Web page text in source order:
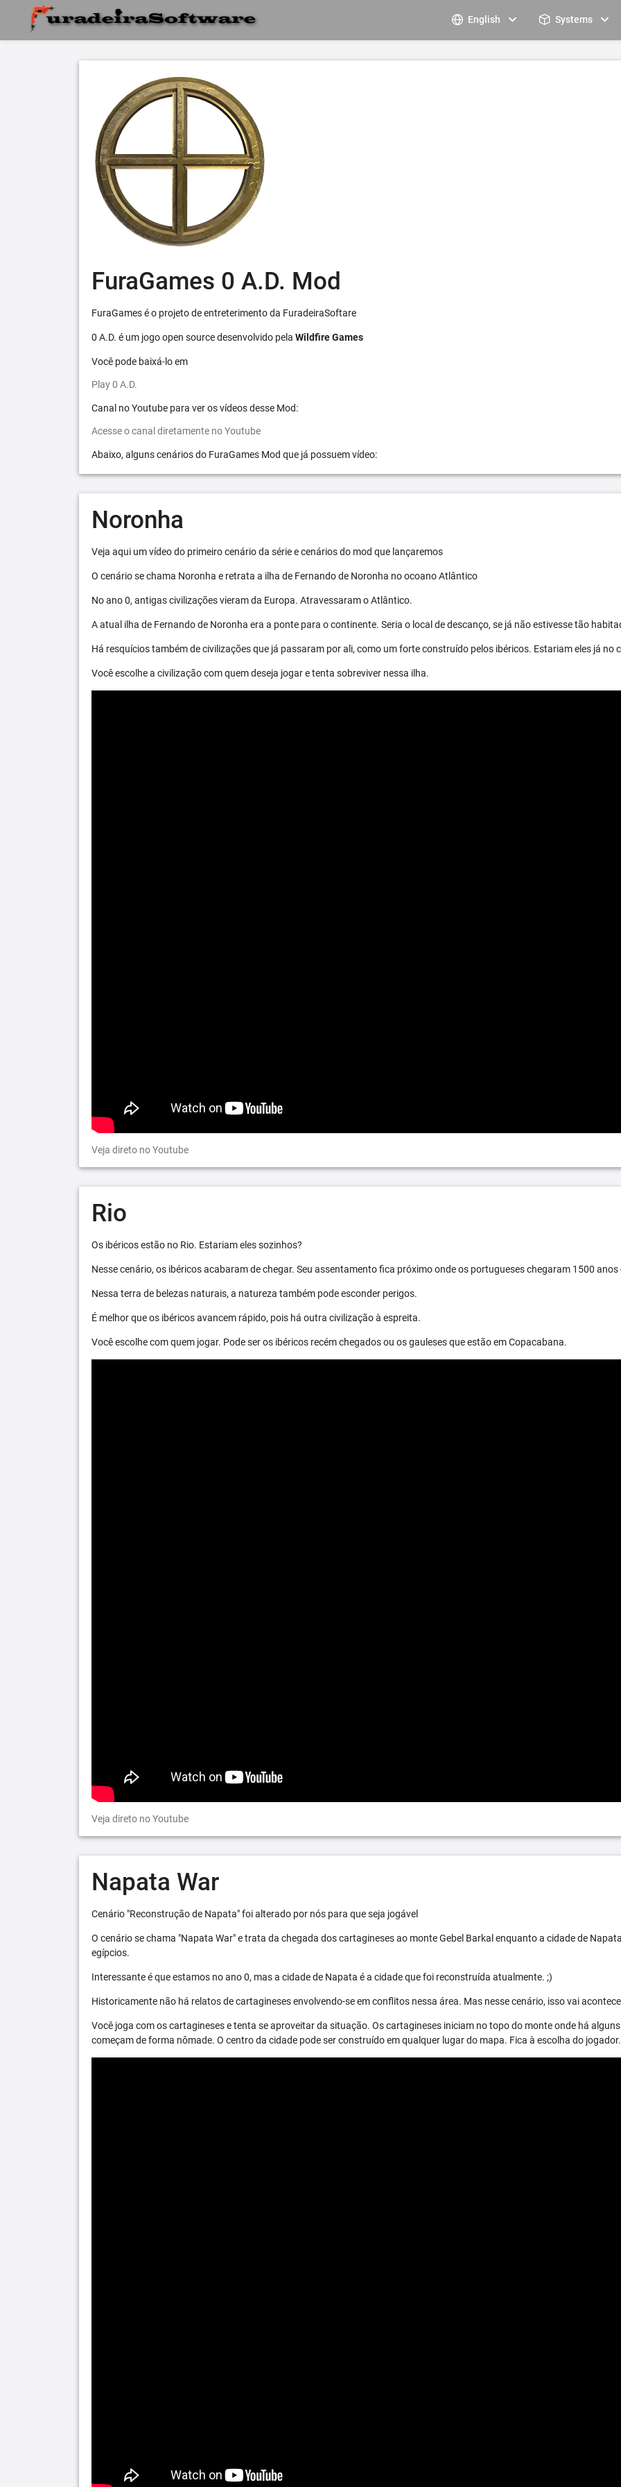
English Systems
FuraGames 0 A.D. Mod
FuraGames é o projeto de entreterimento da FuradeiraSoftare
0 A.D. é um jogo open source desenvolvido pela Wildfire Games
Você pode baixá-lo em
Play 0 A.D.
Canal no Youtube para ver os vídeos desse Mod:
Acesse o canal diretamente no Youtube
Abaixo, alguns cenários do FuraGames Mod que já possuem vídeo:
Noronha
Veja aqui um vídeo do primeiro cenário da série e cenários do mod que lançaremos
O cenário se chama Noronha e retrata a ilha de Fernando de Noronha no ocoano Atlântico
No ano 0, antigas civilizações vieram da Europa. Atravessaram o Atlântico.
A atual ilha de Fernando de Noronha era a ponte para o continente. Seria o local de descanço, se já não estivesse tão
Há resquícios também de civilizações que já passaram por ali, como um forte construído pelos ibéricos. Estariam eles já no
Você escolhe a civilização com quem deseja jogar e tenta sobreviver nessa ilha.
Veja direto no Youtube
Rio
Os ibéricos estão no Rio. Estariam eles sozinhos?
Nesse cenário, os ibéricos acabaram de chegar. Seu assentamento fica próximo onde os portugueses chegaram 1500 anos
Nessa terra de belezas naturais, a natureza também pode esconder perigos.
É melhor que os ibéricos avancem rápido, pois há outra civilização à espreita.
Você escolhe com quem jogar. Pode ser os ibéricos recém chegados ou os gauleses que estão em Copacabana.
Veja direto no Youtube
Napata War
Cenário "Reconstrução de Napata" foi alterado por nós para que seja jogável
O cenário se chama "Napata War" e trata da chegada dos cartagineses ao monte Gebel Barkal enquanto a cidade de
egípcios.
Interessante é que estamos no ano 0, mas a cidade de Napata é a cidade que foi reconstruída atualmente. ;)
Historicamente não há relatos de cartagineses envolvendo-se em conflitos nessa área. Mas nesse cenário, isso vai
Você joga com os cartagineses e tenta se aproveitar da situação. Os cartagineses iniciam no topo do monte onde há
começam de forma nômade. O centro da cidade pode ser construído em qualquer lugar do mapa. Fica à escolha do jogador.